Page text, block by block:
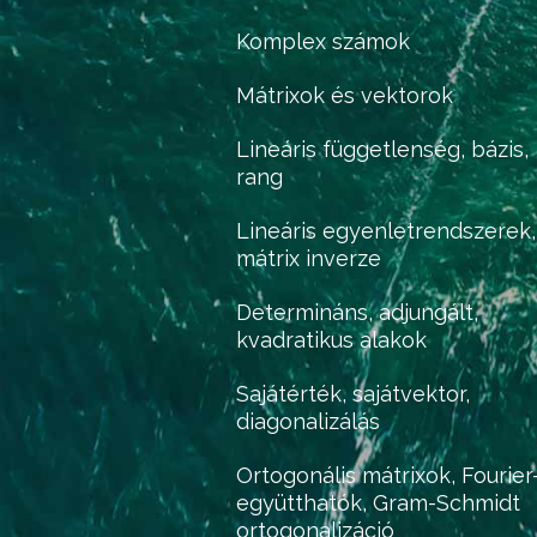
Komplex számok
Mátrixok és vektorok
Lineáris függetlenség, bázis,
rang
Lineáris egyenletrendszerek,
mátrix inverze
Determináns, adjungált,
kvadratikus alakok
Sajátérték, sajátvektor,
diagonalizálás
Ortogonális mátrixok,
együtthatók, Gram-Schmidt
ortogonalizáció